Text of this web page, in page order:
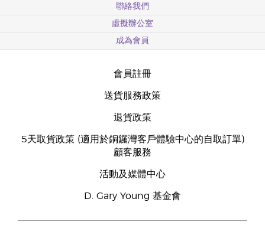
聯絡我們
虛擬辦公室
成為會員
會員註冊
送貨服務政策
退貨政策
5天取貨政策 (適用於銅鑼灣客戶體驗中心的自取訂單)
顧客服務
活動及媒體中心
D. Gary Young 基金會